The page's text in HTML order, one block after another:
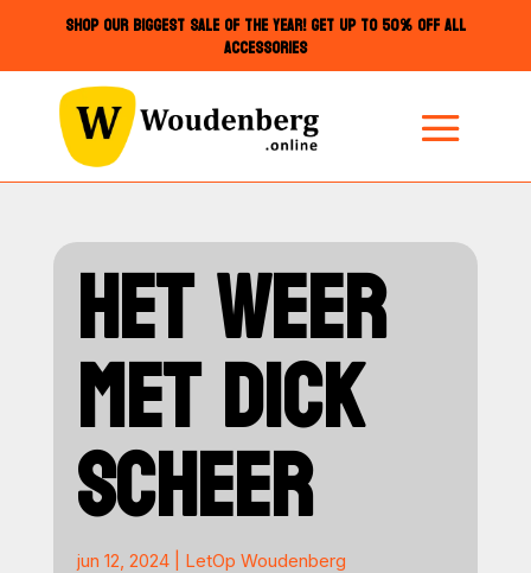
SHOP OUR BIGGEST SALE OF THE YEAR! GET UP TO 50% OFF ALL
ACCESSORIES
HET WEER
MET DICK
SCHEER
jun 12, 2024| LetOp Woudenberg